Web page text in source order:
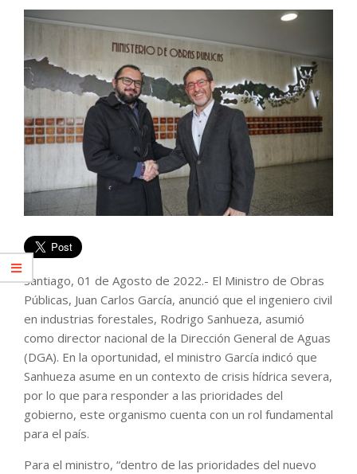
Santiago, 01 de Agosto de 2022.- El Ministro de Obras
Públicas, Juan Carlos García, anunció que el ingeniero civil
en industrias forestales, Rodrigo Sanhueza, asumió
como director nacional de la Dirección General de Aguas
(DGA). En la oportunidad, el ministro García indicó que
Sanhueza asume en un contexto de crisis hídrica severa,
por lo que para responder a las prioridades del
gobierno, este organismo cuenta con un rol fundamental
para el país.
Para el ministro, “dentro de las prioridades del nuevo